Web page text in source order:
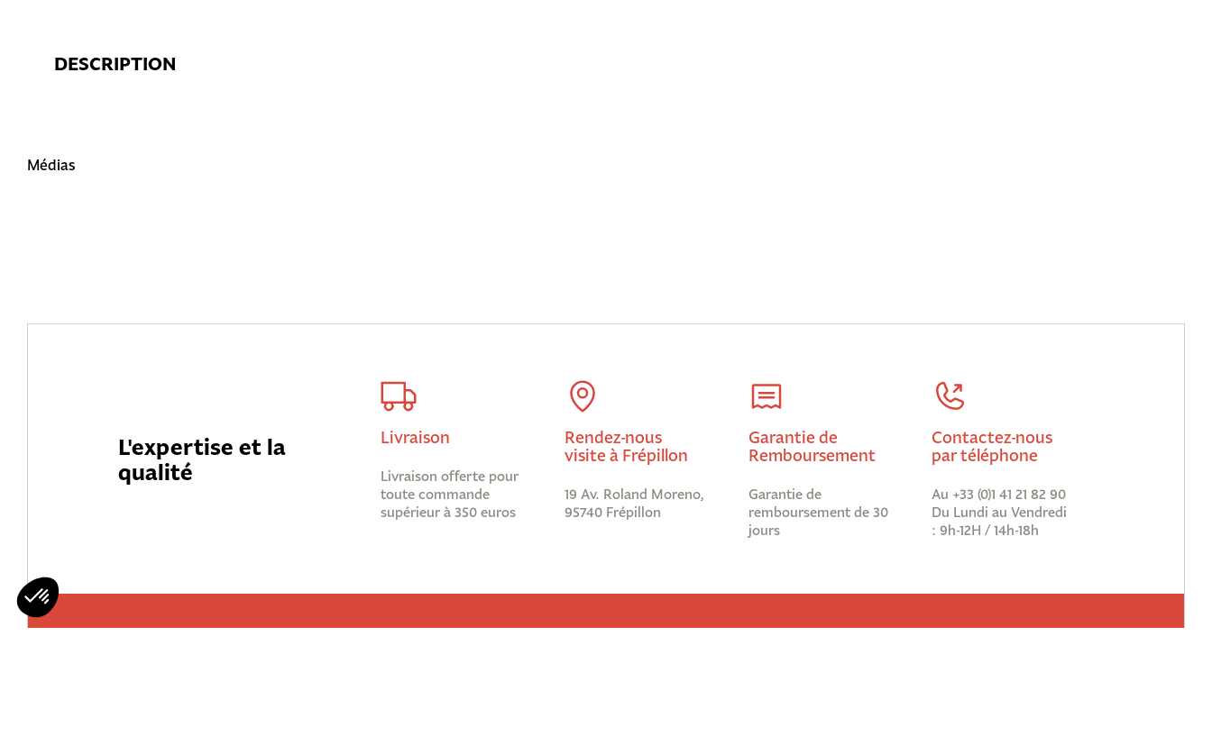
DESCRIPTION
Médias
L'expertise et la
qualité
Livraison
Livraison offerte pour
toute commande
supérieur à 350 euros
Rendez-nous
visite à Frépillon
19 Av. Roland Moreno,
95740 Frépillon
Garantie de
Remboursement
Garantie de
remboursement de 30
jours
Contactez-nous
par téléphone
Au +33 (0)1 41 21 82 90
Du Lundi au Vendredi
: 9h-12H / 14h-18h